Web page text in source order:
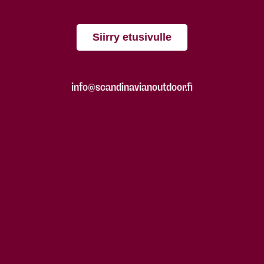
Siirry etusivulle
info@scandinavianoutdoor.fi